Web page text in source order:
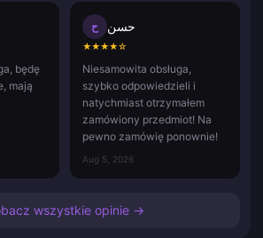
będę
mają
ح حسن
★★★★☆
Niesamowita obsługa,
szybko odpowiedzieli i
natychmiast otrzymałem
zamówiony przedmiot! Na
pewno zamówię ponownie!
Aug 5, 2026
wszystkie opinie →